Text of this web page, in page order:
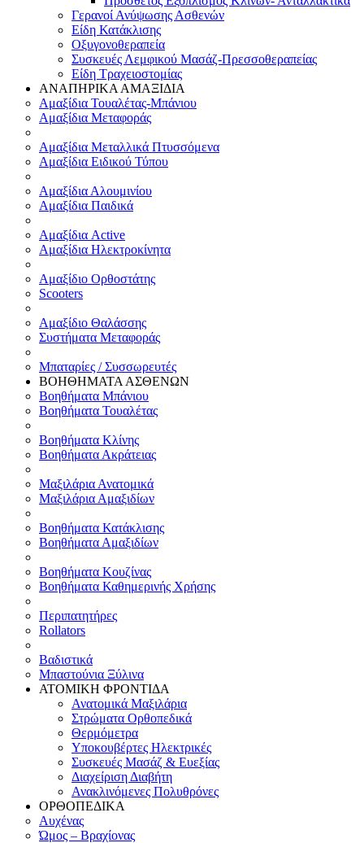
Γερανοί Ανύψωσης Ασθενών
Είδη Κατάκλισης
Οξυγονοθεραπεία
Συσκευές Λεμφικού Μασάζ-Πρεσσοθεραπείας
Είδη Τραχειοστομίας
ΑΝΑΠΗΡΙΚΑ ΑΜΑΞΙΔΙΑ
Αμαξίδια Τουαλέτας-Μπάνιου
Αμαξίδια Μεταφοράς
Αμαξίδια Μεταλλικά Πτυσσόμενα
Αμαξίδια Ειδικού Τύπου
Αμαξίδια Αλουμινίου
Αμαξίδια Παιδικά
Αμαξίδια Active
Αμαξίδια Ηλεκτροκίνητα
Αμαξίδιο Ορθοστάτης
Scooters
Αμαξίδιο Θαλάσσης
Συστήματα Μεταφοράς
Μπαταρίες / Συσσωρευτές
ΒΟΗΘΗΜΑΤΑ ΑΣΘΕΝΩΝ
Βοηθήματα Μπάνιου
Βοηθήματα Τουαλέτας
Βοηθήματα Κλίνης
Βοηθήματα Ακράτειας
Μαξιλάρια Ανατομικά
Μαξιλάρια Αμαξιδίων
Βοηθήματα Κατάκλισης
Βοηθήματα Αμαξιδίων
Βοηθήματα Κουζίνας
Βοηθήματα Καθημερινής Χρήσης
Περιπατητήρες
Rollators
Βαδιστικά
Μπαστούνια Ξύλινα
ΑΤΟΜΙΚΗ ΦΡΟΝΤΙΔΑ
Ανατομικά Μαξιλάρια
Στρώματα Ορθοπεδικά
Θερμόμετρα
Υποκουβέρτες Ηλεκτρικές
Συσκευές Μασάζ & Ευεξίας
Διαχείριση Διαβήτη
Ανακλινόμενες Πολυθρόνες
ΟΡΘΟΠΕΔΙΚΑ
Αυχένας
Ώμος – Βραχίονας